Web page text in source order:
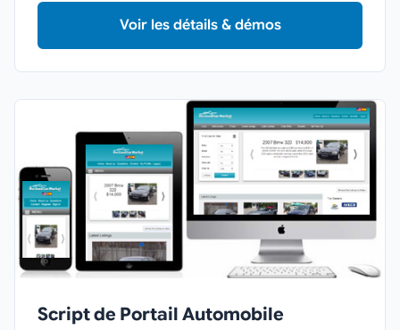
Voir les détails & démos
Script de Portail Automobile